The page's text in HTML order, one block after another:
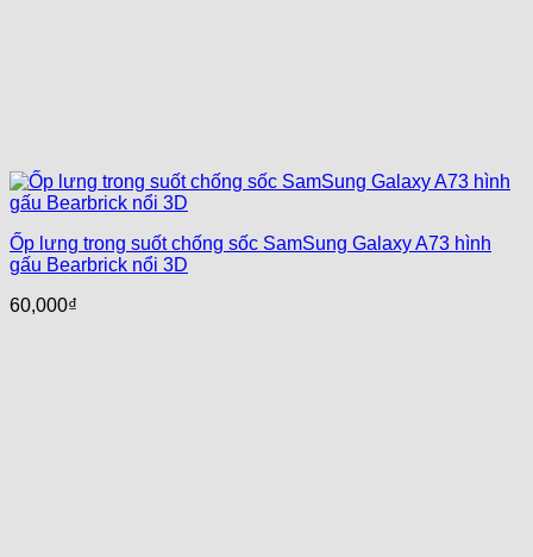
Ốp lưng trong suốt chống sốc SamSung Galaxy A73 hình
gấu Bearbrick nổi 3D
60,000₫